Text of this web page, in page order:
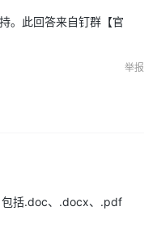
。此回答来自钉群【官
举报
包括.doc、.docx、.pdf